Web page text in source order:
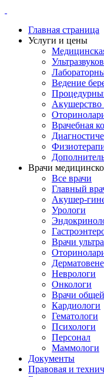
Главная страница
Услуги и цены
Ведение
Акушерство
Врачебная
Врачи
Все врачи
Главный
Акушер-
Урологи
Врачи
Неврологи
Онкологи
Врачи
Кардиологи
Гематологи
Психологи
Персонал
Маммологи
Документы
Правовая и